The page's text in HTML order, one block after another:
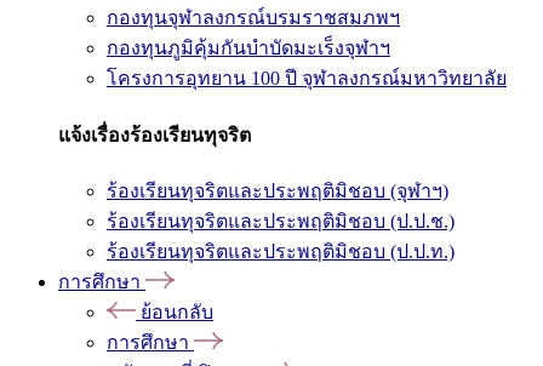
กองทุนจุฬาลงกรณ์บรมราชสมภพฯ
กองทุนภูมิคุ้มกันบำบัดมะเร็งจุฬาฯ
โครงการอุทยาน 100 ปี จุฬาลงกรณ์มหาวิทยาลัย
แจ้งเรื่องร้องเรียนทุจริต
ร้องเรียนทุจริตและประพฤติมิชอบ (จุฬาฯ)
ร้องเรียนทุจริตและประพฤติมิชอบ (ป.ป.ช.)
ร้องเรียนทุจริตและประพฤติมิชอบ (ป.ป.ท.)
การศึกษา
ย้อนกลับ
การศึกษา